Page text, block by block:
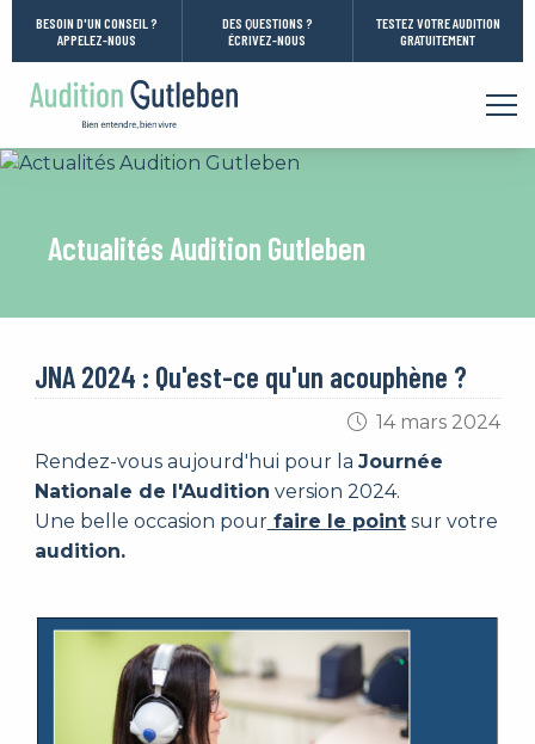
Aller directement à la navigation
Aller directement au contenu
BESOIN D'UN CONSEIL ?
APPELEZ-NOUS
DES QUESTIONS ?
ÉCRIVEZ-NOUS
TESTEZ VOTRE AUDITION
GRATUITEMENT
Vous êtes ici :
Actualités Audition Gutleben
JNA 2024 : Qu'est-ce qu'un acouphène ?
14 mars 2024
Rendez-vous aujourd'hui pour la Journée
Nationale de l'Audition version 2024.
Une belle occasion pourfaire le pointsur votre
audition.